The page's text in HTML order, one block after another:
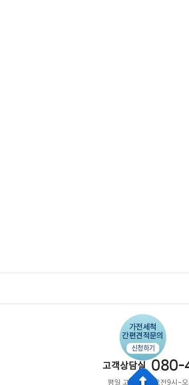
고객상담실 080-
평일 고객상담 : 오전9시~